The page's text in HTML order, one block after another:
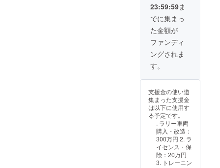
40cm x 10cm
・注意事項：支
援時、備考欄に
掲載を希望され
るお名前をご記
入ください(備考
欄記入必須) :画
像の受け渡しに
ついては、プロ
ジェクト終了 後
にお送りする
メールをご確認
ください。 限定
品については ・
キャップ帽、T
シャツ、ステッ
カー ・商品サイ
ズ:キャップ帽は
フリーサイズ
:T
23:59:59ま
でに集まっ
た金額が
ファンディ
ングされま
す。
支援金の使い道
集まった支援金
は以下に使用す
る予定です。
. ラリー車両
購入・改造：
300万円 2. ラ
イセンス・保
険：20万円
3. トレーニン